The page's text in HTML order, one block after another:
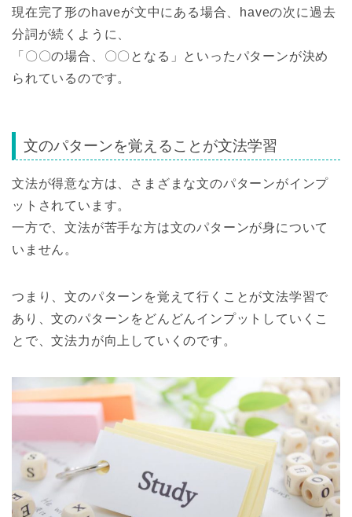
現在完了形のhaveが文中にある場合、haveの次に過去
分詞が続くように、
「〇〇の場合、〇〇となる」といったパターンが決め
られているのです。
文のパターンを覚えることが文法学習
文法が得意な方は、さまざまな文のパターンがインプ
ットされています。
一方で、文法が苦手な方は文のパターンが身について
いません。
つまり、文のパターンを覚えて行くことが文法学習で
あり、文のパターンをどんどんインプットしていくこ
とで、文法力が向上していくのです。